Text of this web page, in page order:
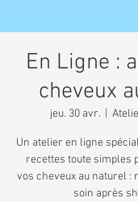
En Ligne :
cheveux
jeu. 30 avr.
Un atelier en ligne
recettes toute simples
vos cheveux au naturel :
soin après